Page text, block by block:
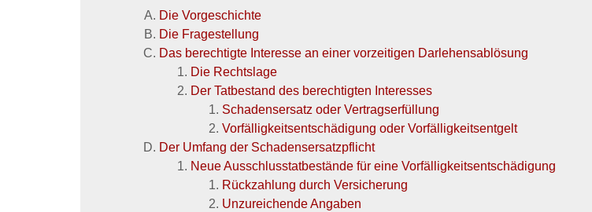
Die Vorgeschichte
Die Fragestellung
Das berechtigte Interesse an einer vorzeitigen Darlehensablösung
Die Rechtslage
Der Tatbestand des berechtigten Interesses
Schadensersatz oder Vertragserfüllung
Vorfälligkeitsentschädigung oder Vorfälligkeitsentgelt
Der Umfang der Schadensersatzpflicht
Neue Ausschlusstatbestände für eine Vorfälligkeitsentschädigung
Rückzahlung durch Versicherung
Unzureichende Angaben